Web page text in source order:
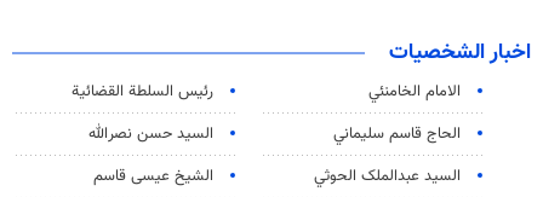
اخبار الشخصيات
الامام الخامنئي
رئیس السلطة القضائیة
الحاج قاسم سليماني
السيد حسن نصرالله
السید عبدالملک الحوثي
الشيخ عيسى قاسم